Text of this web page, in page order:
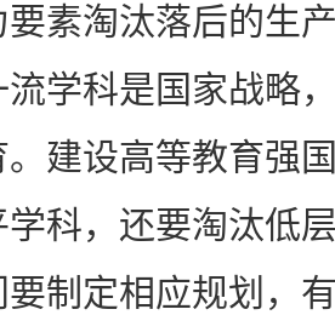
素淘汰落后的生
学科是国家战略
。建设高等教育强
科，还要淘汰低
要制定相应规划，